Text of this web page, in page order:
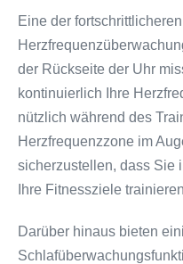
Eine der
der Rückseite der Uhr
kontinuierlich Ihre
nützlich während des
Herzfrequenzzone im
sicherzustellen, dass Sie
Ihre Fitnessziele
Darüber hinaus bieten